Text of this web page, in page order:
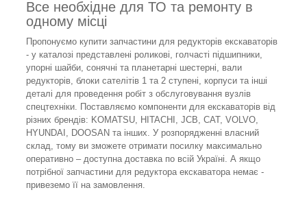
Все необхідне для ТО та ремонту в
одному місці
Пропонуємо купити запчастини для редукторів екскаваторів
- у каталозі представлені роликові, голчасті підшипники,
упорні шайби, сонячні та планетарні шестерні, вали
редукторів, блоки сателітів 1 та 2 ступені, корпуси та інші
деталі для проведення робіт з обслуговування вузлів
спецтехніки. Поставляємо компоненти для екскаваторів від
різних брендів: KOMATSU, HITACHI, JCB, CAT, VOLVO,
HYUNDAI, DOOSAN та інших. У розпорядженні власний
склад, тому ви зможете отримати посилку максимально
оперативно – доступна доставка по всій Україні. А якщо
потрібної запчастини для редуктора екскаватора немає -
привеземо її на замовлення.